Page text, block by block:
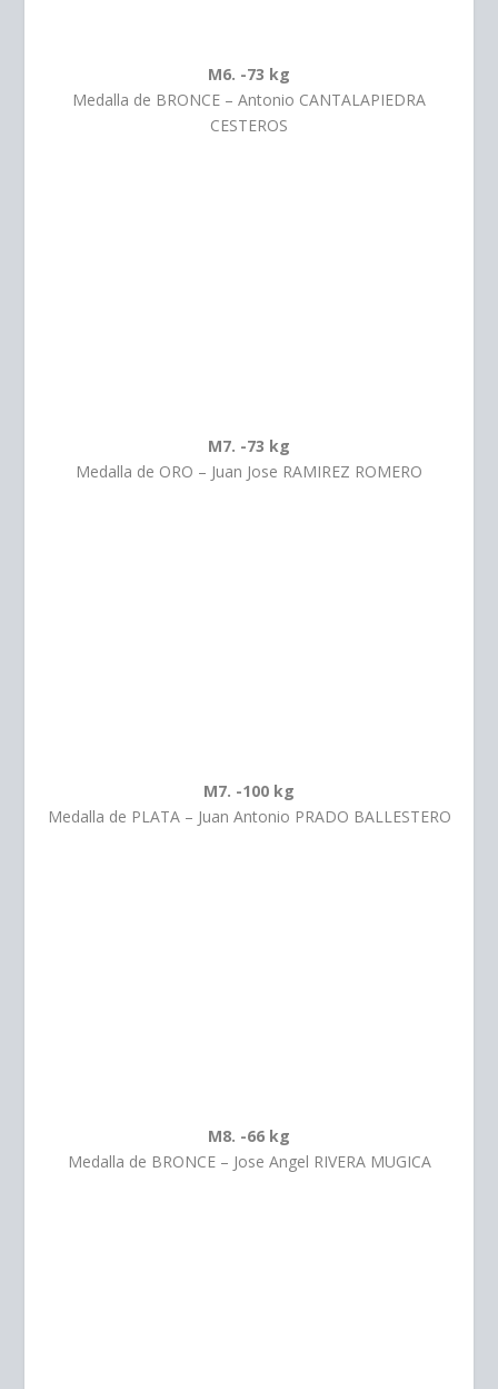
M6. -73 kg
Medalla de BRONCE – Antonio CANTALAPIEDRA
CESTEROS
M7. -73 kg
Medalla de ORO – Juan Jose RAMIREZ ROMERO
M7. -100 kg
Medalla de PLATA – Juan Antonio PRADO BALLESTERO
M8. -66 kg
Medalla de BRONCE – Jose Angel RIVERA MUGICA